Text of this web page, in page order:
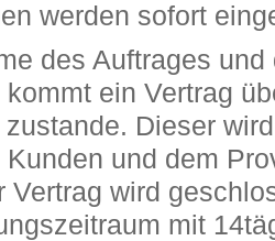
werden sofort
des Auftrages und
ein Vertrag
Dieser
und dem
Vertrag wird
mit